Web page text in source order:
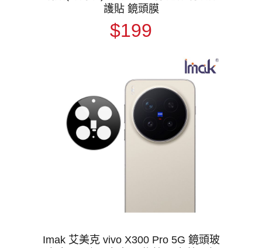
護貼 鏡頭膜
$199
Imak 艾美克 vivo X300 Pro 5G 鏡頭玻